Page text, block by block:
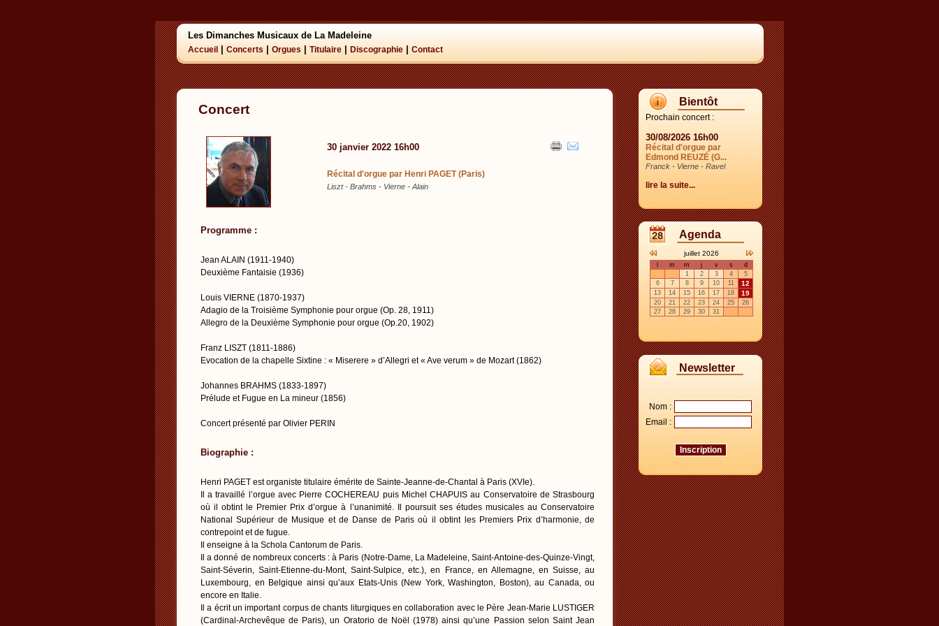
Les Dimanches Musicaux de La Madeleine
Accueil Concerts Orgues Titulaire Discographie Contact
Concert
30 janvier 2022 16h00
Récital d'orgue par Henri PAGET (Paris)
Liszt - Brahms - Vierne - Alain
Programme :
Jean ALAIN (1911-1940)
Deuxième Fantaisie (1936)
Louis VIERNE (1870-1937)
Adagio de la Troisième Symphonie pour orgue (Op. 28, 1911)
Allegro de la Deuxième Symphonie pour orgue (Op.20, 1902)
Franz LISZT (1811-1886)
Evocation de la chapelle Sixtine : « Miserere » d’Allegri et « Ave verum » de Mozart (1862)
Johannes BRAHMS (1833-1897)
Prélude et Fugue en La mineur (1856)
Concert présenté par Olivier PERIN
Biographie :
Henri PAGET est organiste titulaire émérite de Sainte-Jeanne-de-Chantal à Paris (XVIe).
Il a travaillé l’orgue avec Pierre COCHEREAU puis Michel CHAPUIS au Conservatoire de Strasbourg
où il obtint le Premier Prix d’orgue à l’unanimité. Il poursuit ses études musicales au Conservatoire
National Supérieur de Musique et de Danse de Paris où il obtint les Premiers Prix d’harmonie, de
contrepoint et de fugue.
Il enseigne à la Schola Cantorum de Paris.
Il a donné de nombreux concerts : à Paris (Notre-Dame, La Madeleine, Saint-Antoine-des-Quinze-Vingt,
Saint-Séverin, Saint-Etienne-du-Mont, Saint-Sulpice, etc.), en France, en Allemagne, en Suisse, au
Luxembourg, en Belgique ainsi qu’aux Etats-Unis (New York, Washington, Boston), au Canada, ou
encore en Italie.
Il a écrit un important corpus de chants liturgiques en collaboration avec le Père Jean-Marie LUSTIGER
(Cardinal-Archevêque de Paris), un Oratorio de Noël (1978) ainsi qu’une Passion selon Saint Jean
Bientôt
Prochain concert :
30/08/2026 16h00
Récital d'orgue par
Edmond REUZÉ (G...
Franck - Vierne - Ravel
lire la suite...
Agenda
juillet 2026
m m j v s
d
1
2 3 4
5
6
7 8 9 10 11 12
13 14 15 16 17 18 19
20 21 22 23 24 25
26
27
28 29 30 31
Newsletter
Nom :
Email :